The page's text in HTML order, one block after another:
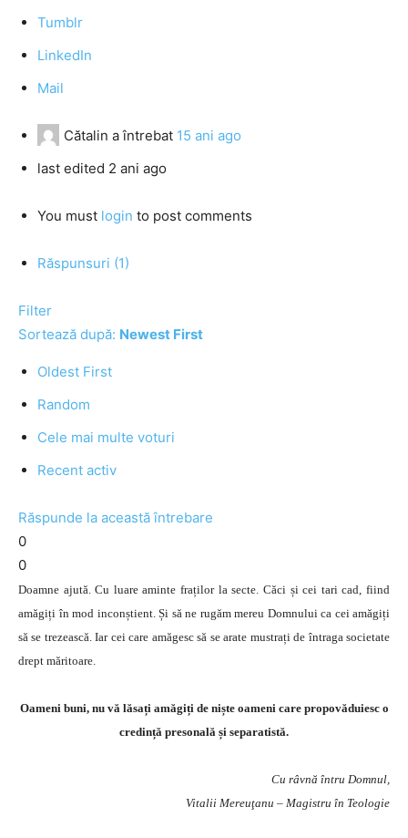
Tumblr
LinkedIn
Mail
Cătalin a întrebat 15 ani ago
last edited 2 ani ago
You must login to post comments
Răspunsuri (1)
Filter
Sortează după: Newest First
Oldest First
Random
Cele mai multe voturi
Recent activ
Răspunde la această întrebare
0
0
Doamne ajută. Cu luare aminte fraților la secte. Căci și cei tari cad, fiind
amăgiți în mod inconștient. Și să ne rugăm mereu Domnului ca cei amăgiți
să se trezească. Iar cei care amăgesc să se arate mustrați de întraga societate
drept măritoare.
Oameni buni, nu vă lăsați amăgiți de niște oameni care propovăduiesc o
credință presonală și separatistă.
Cu râvnă întru Domnul,
Vitalii Mereuţanu – Magistru în Teologie